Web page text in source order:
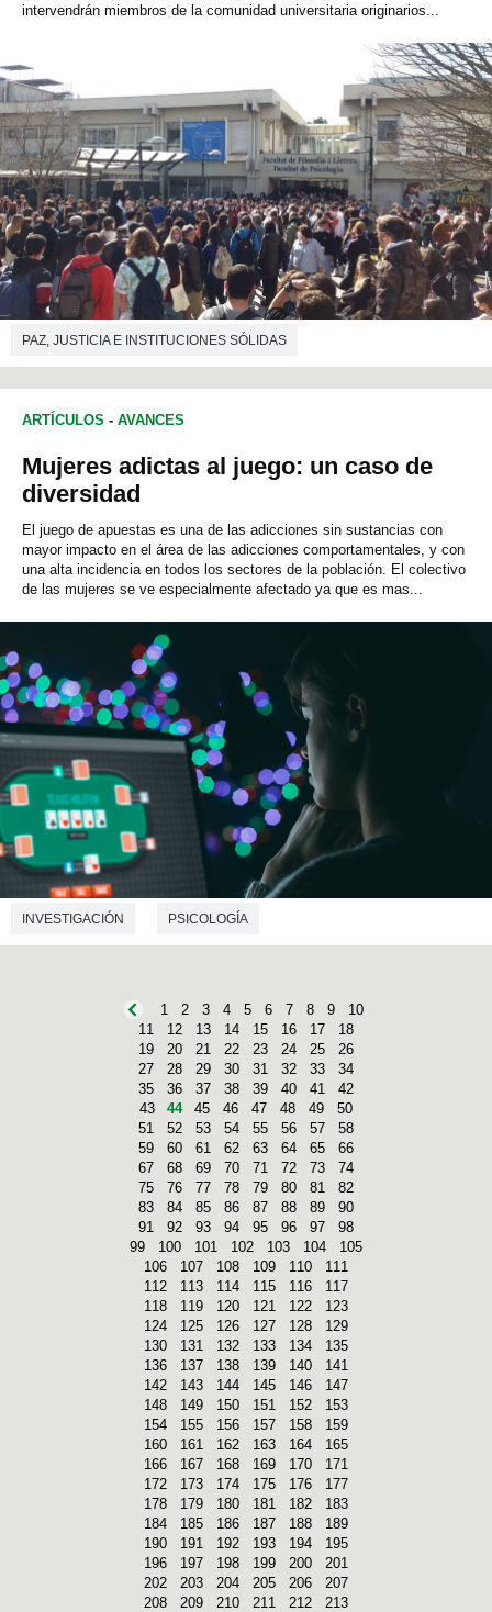
intervendrán miembros de la comunidad universitaria originarios...
PAZ, JUSTICIA E INSTITUCIONES SÓLIDAS
ARTÍCULOS - AVANCES
Mujeres adictas al juego: un caso de
diversidad
El juego de apuestas es una de las adicciones sin sustancias con
mayor impacto en el área de las adicciones comportamentales, y con
una alta incidencia en todos los sectores de la población. El colectivo
de las mujeres se ve especialmente afectado ya que es mas...
INVESTIGACIÓN PSICOLOGÍA
1 2 3 4 5 6 7 8 9
10
11
12 13 14 15 16 17
18
19
20 21 22 23 24 25
26
27
28 29 30 31 32 33
34
35
36 37 38 39 40 41
42
43
44 45 46 47 48 49
50
51
52 53 54 55 56 57
58
59
60 61 62 63 64 65
66
67
68 69 70 71 72 73
74
75
76 77 78 79 80 81
82
83
84 85 86 87 88 89
90
91
92 93 94 95 96 97
98
99
100 101 102 103 104
105
106
107 108 109 110
111
112
113 114 115 116
117
118
119 120 121 122
123
124
125 126 127 128
129
130
131 132 133 134
135
136
137 138 139 140
141
142
143 144 145 146
147
148
149 150 151 152
153
154
155 156 157 158
159
160
161 162 163 164
165
166
167 168 169 170
171
172
173 174 175 176
177
178
179 180 181 182
183
184
185 186 187 188
189
190
191 192 193 194
195
196
197 198 199 200
201
202
203 204 205 206
207
208
209 210 211 212
213